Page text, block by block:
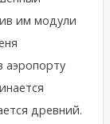
им модули
аэропорту
древний.